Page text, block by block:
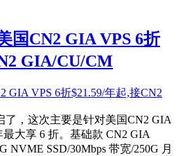
国CN2 GIA VPS 6折
GIA/CU/CM
了，这次主要是针对美国CN2 GIA
大享 6 折。基础款 CN2 GIA
NVME SSD/30Mbps 带宽/250G 月